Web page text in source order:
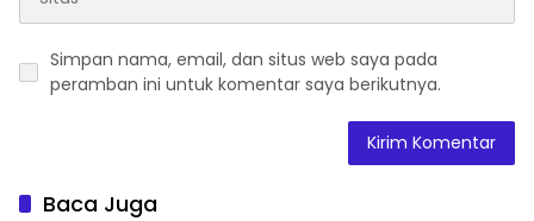
Simpan nama, email, dan situs web saya pada
peramban ini untuk komentar saya berikutnya.
Baca Juga